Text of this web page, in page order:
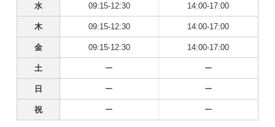
水 09:15-12:30 14:00-17:00
木 09:15-12:30 14:00-17:00
金 09:15-12:30 14:00-17:00
土 ー ー
日 ー ー
祝 ー ー